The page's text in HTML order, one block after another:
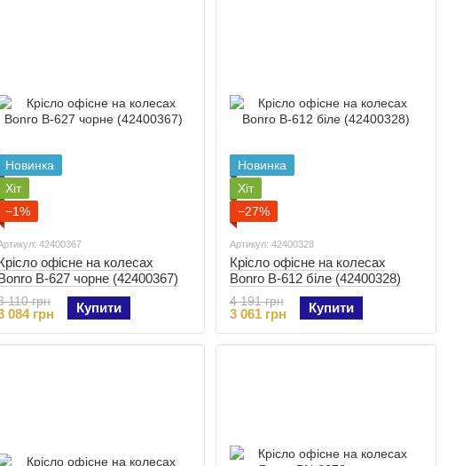
Новинка
Хіт
−1%
42400367
офісне на колесах
B-627 чорне (42400367)
110 грн
084 грн Купити
Новинка
Хіт
−27%
Артикул: 42400328
Крісло офісне на колесах
Bonro B-612 біле (42400328)
4 191 грн
3 061 грн Купити